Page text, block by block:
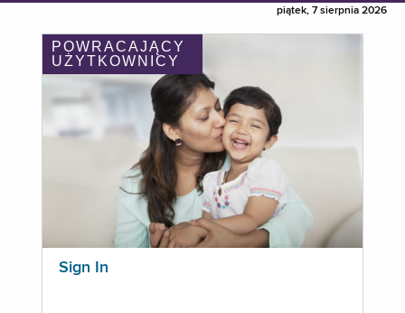
piątek, 7 sierpnia 2026
POWRACAJĄCY
UŻYTKOWNICY
Sign In